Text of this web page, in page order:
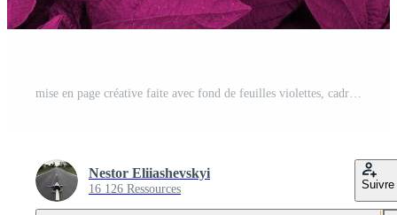
mise en page créative faite avec fond de feuilles violettes, cadre carré. c'est un blanc pour la carte publicitaire. notion de nature. affiche d'automne. Photo Pro
Nestor Eliiashevskyi
16 126 Ressources Suivre